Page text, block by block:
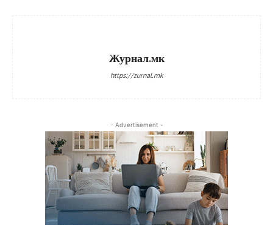
Журнал.мк
https://zurnal.mk
- Advertisement -